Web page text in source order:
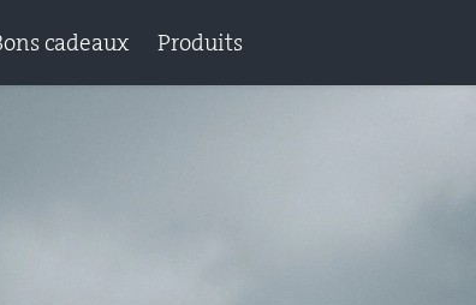
cadeaux Produits